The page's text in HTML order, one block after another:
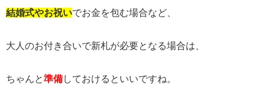
結婚式やお祝いでお金を包む場合など、
大人のお付き合いで新札が必要となる場合は、
ちゃんと準備しておけるといいですね。